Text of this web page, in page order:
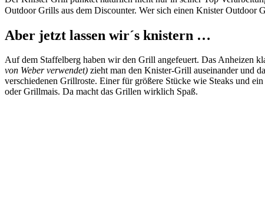
Outdoor Grills aus dem Discounter. Wer sich einen Knister Outdoor
Aber jetzt lassen wir´s knistern …
Auf dem Staffelberg haben wir den Grill angefeuert. Das Anheizen
von Weber verwendet) zieht man den Knister-Grill auseinander und
verschiedenen Grillroste. Einer für größere Stücke wie Steaks und
oder Grillmais. Da macht das Grillen wirklich Spaß.